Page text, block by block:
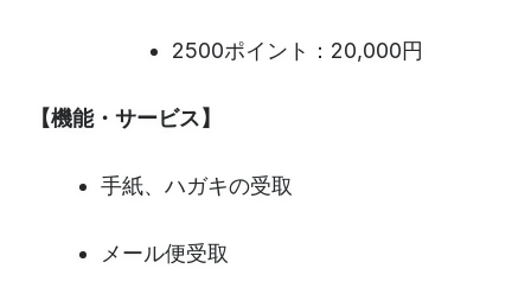
2500ポイント：20,000円
【機能・サービス】
手紙、ハガキの受取
メール便受取